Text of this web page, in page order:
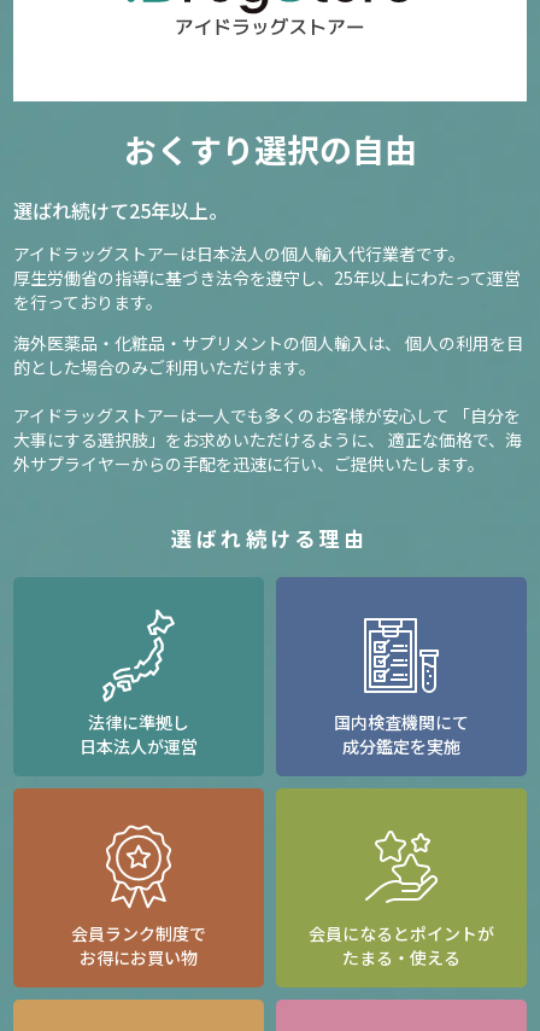
おくすり選択の自由
選ばれ続けて25年以上。
アイドラッグストアーは日本法人の個人輸入代行業者です。
厚生労働省の指導に基づき法令を遵守し、 25年以上にわたって運営
を行っております。
海外医薬品・化粧品・サプリメントの個人輸入は、 個人の利用を目
的とした場合のみご利用いただけます。
アイドラッグストアーは一人でも多くのお客様が安心して
「自分を
大事にする選択肢」をお求めいただけるように、 適正な価格で、海
外サプライヤーからの手配を迅速に行い、ご提供いたします。
選ばれ続ける理由
法律に準拠し
日本法人が運営
国内検査機関にて
成分鑑定を実施
会員ランク制度で
お得にお買い物
会員になるとポイントが
たまる・使える